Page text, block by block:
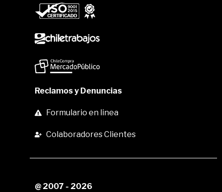
Reclamos y Denuncias
Formulario en linea
Colaboradores Clientes
@ 2007 - 2026